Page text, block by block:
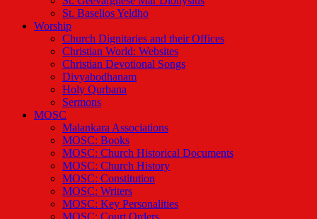
St. Baselios Yeldho
Worship
Church Dignitaries and their Offices
Christian World: Websites
Christian Devotional Songs
Divyabodhanam
Holy Qurbana
Sermons
MOSC
Malankara Associations
MOSC: Books
MOSC: Church Historical Documents
MOSC: Church History
MOSC: Constitution
MOSC: Writers
MOSC: Key Personalities
MOSC: Court Orders